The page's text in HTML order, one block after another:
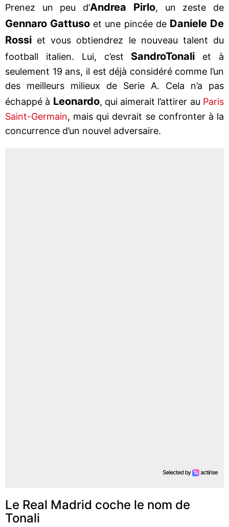
Prenez un peu d’Andrea Pirlo, un zeste de
Gennaro Gattuso et une pincée de Daniele De
Rossi et vous obtiendrez le nouveau talent du
football italien. Lui, c’est SandroTonali et à
seulement 19 ans, il est déjà considéré comme l’un
des meilleurs milieux de Serie A. Cela n’a pas
échappé à Leonardo, qui aimerait l’attirer au Paris
Saint-Germain, mais qui devrait se confronter à la
concurrence d’un nouvel adversaire.
Le Real Madrid coche le nom de
Tonali